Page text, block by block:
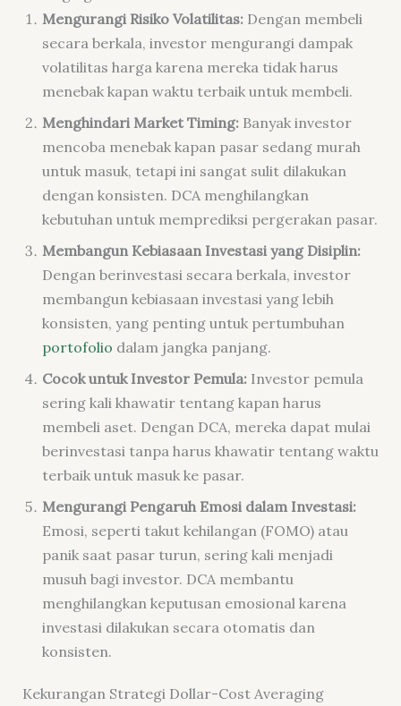
Mengurangi Risiko Volatilitas: Dengan membeli
secara berkala, investor mengurangi dampak
volatilitas harga karena mereka tidak harus
menebak kapan waktu terbaik untuk membeli.
Menghindari Market Timing: Banyak investor
mencoba menebak kapan pasar sedang murah
untuk masuk, tetapi ini sangat sulit dilakukan
dengan konsisten. DCA menghilangkan
kebutuhan untuk memprediksi pergerakan pasar.
Membangun Kebiasaan Investasi yang Disiplin:
Dengan berinvestasi secara berkala, investor
membangun kebiasaan investasi yang lebih
konsisten, yang penting untuk pertumbuhan
portofolio dalam jangka panjang.
Cocok untuk Investor Pemula: Investor pemula
sering kali khawatir tentang kapan harus
membeli aset. Dengan DCA, mereka dapat mulai
berinvestasi tanpa harus khawatir tentang waktu
terbaik untuk masuk ke pasar.
Mengurangi Pengaruh Emosi dalam Investasi:
Emosi, seperti takut kehilangan (FOMO) atau
panik saat pasar turun, sering kali menjadi
musuh bagi investor. DCA membantu
menghilangkan keputusan emosional karena
investasi dilakukan secara otomatis dan
konsisten.
Kekurangan Strategi Dollar-Cost Averaging